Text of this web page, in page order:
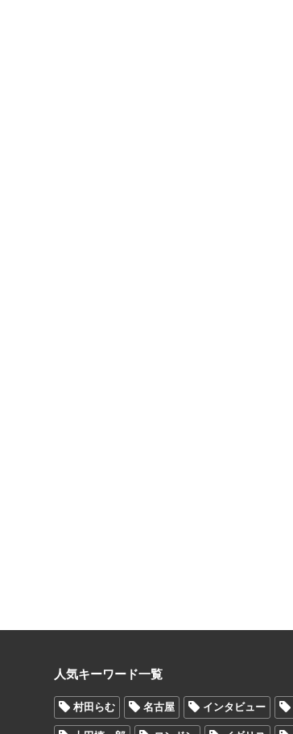
人気キーワード一覧
村田らむ 名古屋 インタビュー